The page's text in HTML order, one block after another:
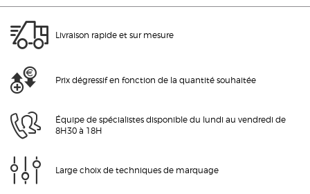
Livraison rapide et sur mesure
Prix dégressif en fonction de la quantité souhaitée
Équipe de spécialistes disponible du lundi au vendredi de
8H30 à 18H
Large choix de techniques de marquage